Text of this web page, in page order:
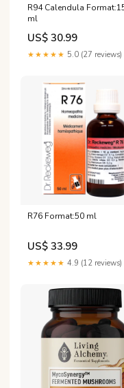
R94 Calendula
ml
US$ 30.99
★★★★★ 5.0 (27 reviews)
R76 Format:50 ml
US$ 33.99
★★★★★ 4.9 (12 reviews)